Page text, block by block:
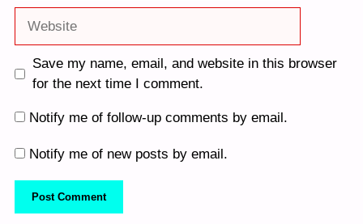
Save my name, email, and website in this browser
for the next time I comment.
Notify me of follow-up comments by email.
Notify me of new posts by email.